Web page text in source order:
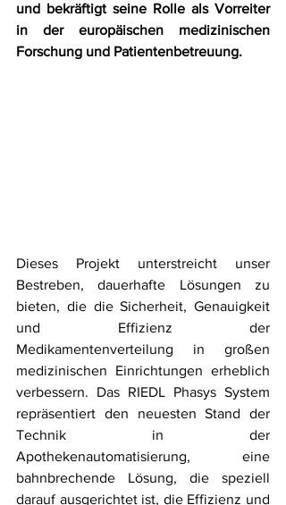
und bekräftigt seine Rolle als Vorreiter
in der europäischen medizinischen
Forschung und Patientenbetreuung.
Dieses Projekt unterstreicht unser
Bestreben, dauerhafte Lösungen zu
bieten, die die Sicherheit, Genauigkeit
und Effizienz der
Medikamentenverteilung in großen
medizinischen Einrichtungen erheblich
verbessern. Das RIEDL Phasys System
repräsentiert den neuesten Stand der
Technik in der
Apothekenautomatisierung, eine
bahnbrechende Lösung, die speziell
darauf ausgerichtet ist, die Effizienz und